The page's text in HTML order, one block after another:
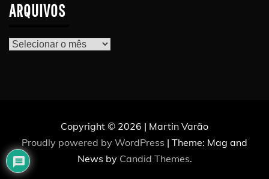
ARQUIVOS
Arquivos
Copyright © 2026 | Martin Varão
Proudly powered by WordPress | Theme: Mag and
News by Candid Themes.